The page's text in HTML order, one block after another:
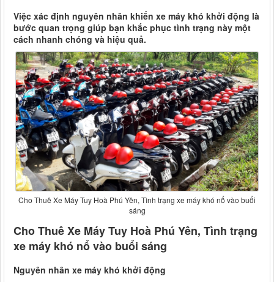
Việc xác định nguyên nhân khiến xe máy khó khởi động là
bước quan trọng giúp bạn khắc phục tình trạng này một
cách nhanh chóng và hiệu quả.
Cho Thuê Xe Máy Tuy Hoà Phú Yên, Tình trạng xe máy khó nổ vào buổi
sáng
Cho Thuê Xe Máy Tuy Hoà Phú Yên, Tình trạng
xe máy khó nổ vào buổi sáng
Nguyên nhân xe máy khó khởi động